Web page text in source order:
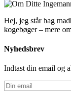
Hej, jeg står bag
kogebøger – mere
Nyhedsbrev
Indtast din email og
Din
email